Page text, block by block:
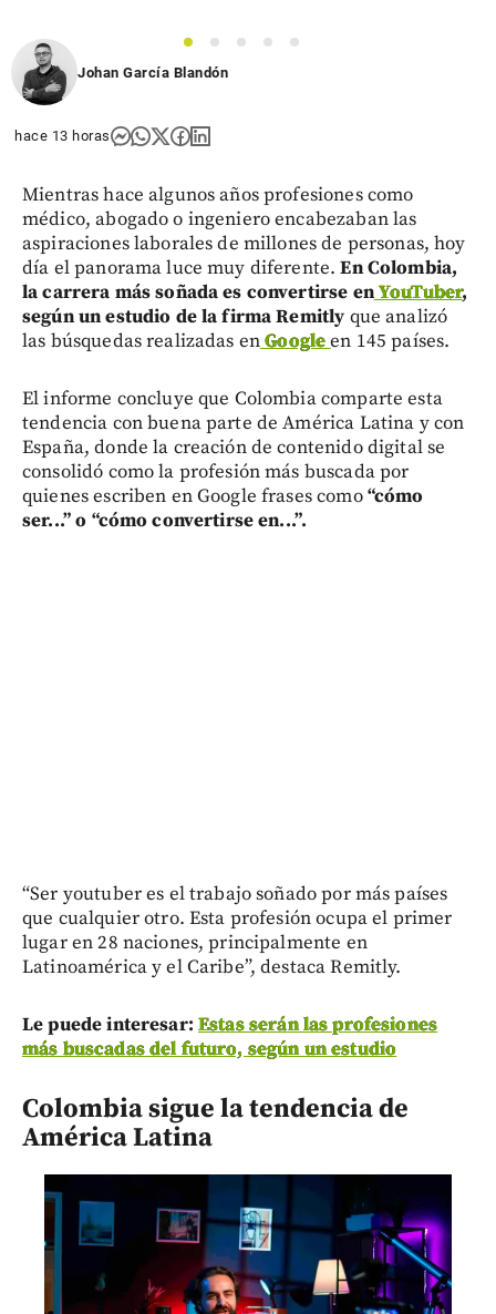
1 2 3 4
5
Johan García Blandón
hace 13 horas
Mientras hace algunos años profesiones como
médico, abogado o ingeniero encabezaban las
aspiraciones laborales de millones de personas, hoy
día el panorama luce muy diferente.En Colombia,
la carrera más soñada es convertirse enYouTuber,
según un estudio de la firma Remitly que analizó
las búsquedas realizadas enGoogleen 145 países.
El informe concluye que Colombia comparte esta
tendencia con buena parte de América Latina y con
España, donde la creación de contenido digital se
consolidó como la profesión más buscada por
quienes escriben en Google frases como“cómo
ser...” o “cómo convertirse en...”.
“Ser youtuber es el trabajo soñado por más países
que cualquier otro. Esta profesión ocupa el primer
lugar en 28 naciones, principalmente en
Latinoamérica y el Caribe”, destaca Remitly.
Le puede interesar: Estas serán las profesiones
más buscadas del futuro, según un estudio
Colombia sigue la tendencia de
América Latina